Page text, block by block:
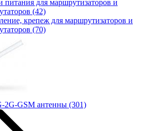
питания для маршрутизаторов и
(42)
крепеж для маршрутизаторов и
(70)
2G-GSM антенны (301)